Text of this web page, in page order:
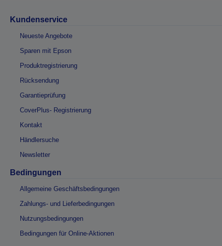
Kundenservice
Neueste Angebote
Sparen mit Epson
Produktregistrierung
Rücksendung
Garantieprüfung
CoverPlus- Registrierung
Kontakt
Händlersuche
Newsletter
Bedingungen
Allgemeine Geschäftsbedingungen
Zahlungs- und Lieferbedingungen
Nutzungsbedingungen
Bedingungen für Online-Aktionen